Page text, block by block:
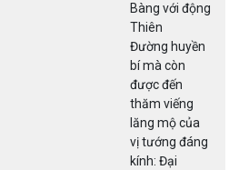
Bàng với động
Thiên
Đường huyền
bí mà còn
được đến
thăm viếng
lăng mộ của
vị tướng đáng
kính: Đại